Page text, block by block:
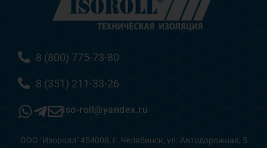
8 (800) 775-73-80
8 (351) 211-33-26
iso-roll@yandex.ru
ООО "Изоролл" 454008, г. Челябинск, ул. Автодорожная, 5